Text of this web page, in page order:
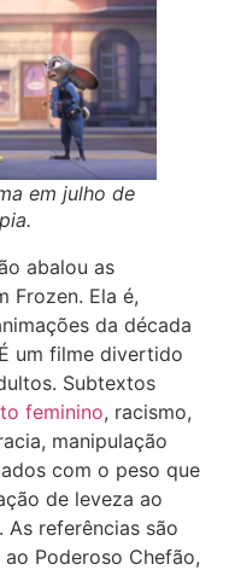
em julho de
abalou as
Frozen. Ela é,
da década
um filme divertido
Subtextos
feminino, racismo,
manipulação
com o peso que
de leveza ao
As referências são
Poderoso Chefão,